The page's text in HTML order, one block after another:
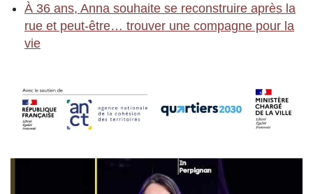
À 36 ans, Anna souhaite se reconstruire après la
rue et peut-être… trouver une compagne pour la
vie